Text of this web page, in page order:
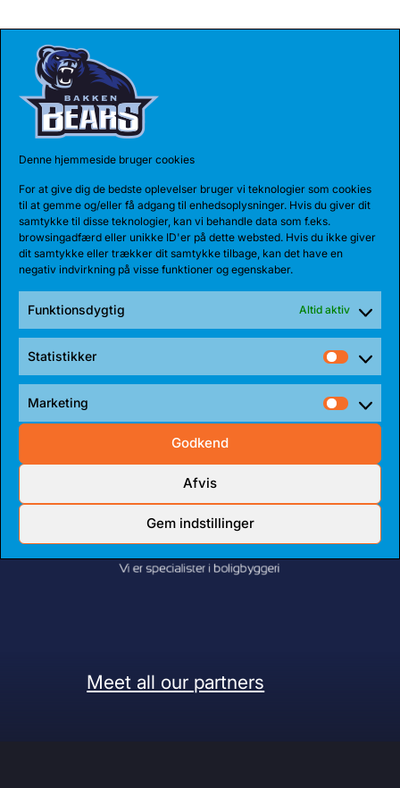
Denne hjemmeside bruger cookies
For at give dig de bedste oplevelser bruger vi teknologier som cookies
til at gemme og/eller få adgang til enhedsoplysninger. Hvis du giver dit
samtykke til disse teknologier, kan vi behandle data som f.eks.
browsingadfærd eller unikke ID'er på dette websted. Hvis du ikke giver
dit samtykke eller trækker dit samtykke tilbage, kan det have en
negativ indvirkning på visse funktioner og egenskaber.
Funktionsdygtig Altid aktiv
Statistikker
Marketing
Godkend
Afvis
Gem indstillinger
Meet all our partners